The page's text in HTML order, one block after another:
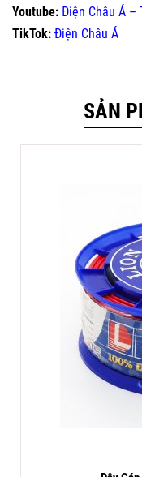
Youtube: Điện Châu Á –
TikTok: Điện Châu Á
SẢN